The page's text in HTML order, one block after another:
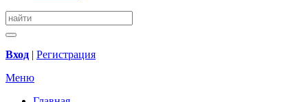
Вход | Регистрация
Меню